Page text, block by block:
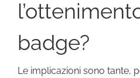
badge?
Le implicazioni sono tante,